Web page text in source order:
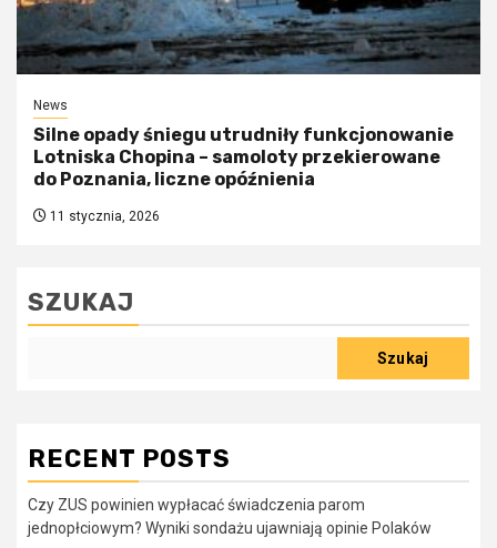
News
Silne opady śniegu utrudniły funkcjonowanie
Lotniska Chopina – samoloty przekierowane
do Poznania, liczne opóźnienia
11 stycznia, 2026
SZUKAJ
Szukaj
RECENT POSTS
Czy ZUS powinien wypłacać świadczenia parom
jednopłciowym? Wyniki sondażu ujawniają opinie Polaków